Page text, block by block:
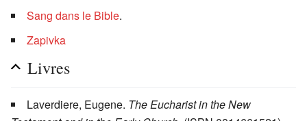
Sang dans le Bible.
Zapivka
Livres
Laverdiere, Eugene. The Eucharist in the New